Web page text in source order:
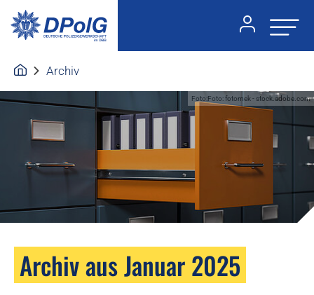
Archiv
Foto:Foto: fotomek - stock.adobe.com
Archiv aus Januar 2025